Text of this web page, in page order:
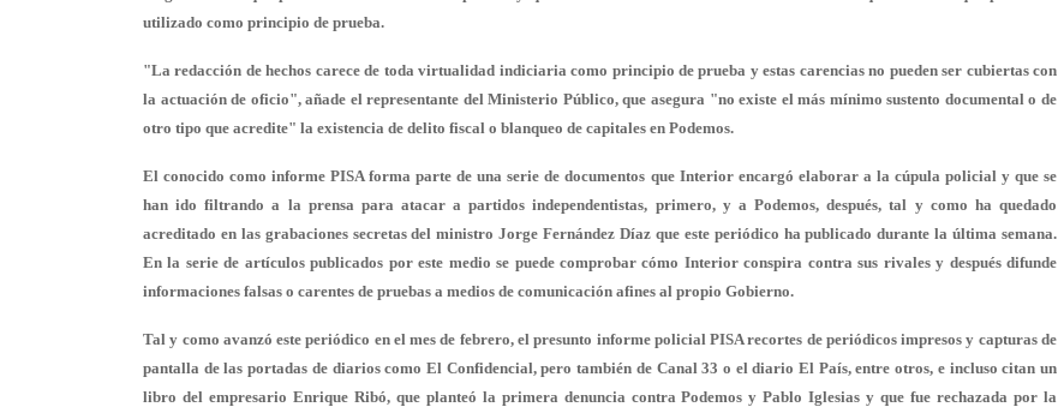
utilizado como principio de prueba.
"La redacción de hechos carece de toda virtualidad indiciaria como principio de prueba y estas carencias no pueden ser cubiertas con
la actuación de oficio", añade el representante del Ministerio Público, que asegura "no existe el más mínimo sustento documental o de
otro tipo que acredite" la existencia de delito fiscal o blanqueo de capitales en Podemos.
El conocido como informe PISA forma parte de una serie de documentos que Interior encargó elaborar a la cúpula policial y que se
han ido filtrando a la prensa para atacar a partidos independentistas, primero, y a Podemos, después, tal y como ha quedado
acreditado en las grabaciones secretas del ministro Jorge Fernández Díaz que este periódico ha publicado durante la última semana.
En la serie de artículos publicados por este medio se puede comprobar cómo Interior conspira contra sus rivales y después difunde
informaciones falsas o carentes de pruebas a medios de comunicación afines al propio Gobierno.
Tal y como avanzó este periódico en el mes de febrero, el presunto informe policial PISA recortes de periódicos impresos y capturas de
pantalla de las portadas de diarios como El Confidencial, pero también de Canal 33 o el diario El País, entre otros, e incluso citan un
libro del empresario Enrique Ribó, que planteó la primera denuncia contra Podemos y Pablo Iglesias y que fue rechazada por la